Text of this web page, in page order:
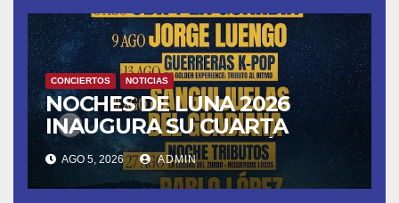
CONCIERTOS NOTICIAS
NOCHES DE LUNA 2026
INAUGURA SU CUARTA
TEMPORADA ESTE SÁBADO
8 CON OBK Y LA GUARDIA
AGO 5, 2026 ADMIN